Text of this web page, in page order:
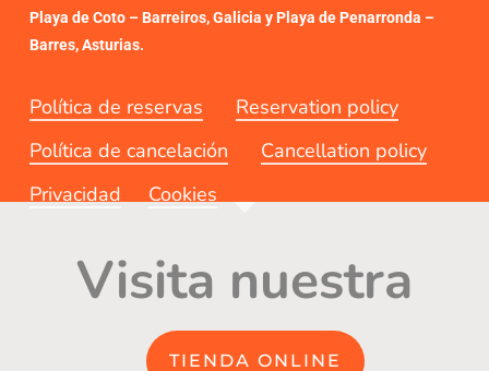
Playa de Coto – Barreiros, Galicia y Playa de Penarronda –
Barres, Asturias.
Política de reservas
Reservation policy
Política de cancelación
Cancellation policy
Privacidad
Cookies
Visita nuestra
TIENDA ONLINE